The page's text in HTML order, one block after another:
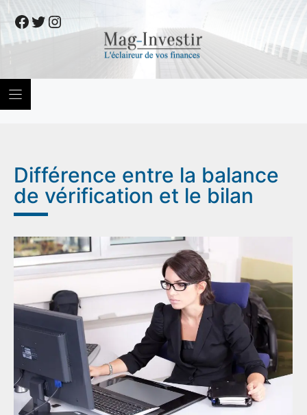
to
content
Facebook
Twitter
Instagram
Différence entre la balance
de vérification et le bilan